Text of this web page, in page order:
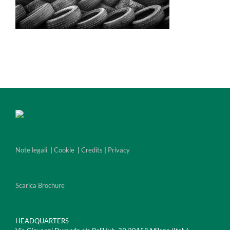
Note legali Cookie Credits Privacy
Scarica Brochure
HEADQUARTERS